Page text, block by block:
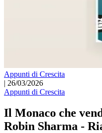
Appunti di Crescita
| 26/03/2026
Appunti di Crescita
Il Monaco che
Robin Sharma -